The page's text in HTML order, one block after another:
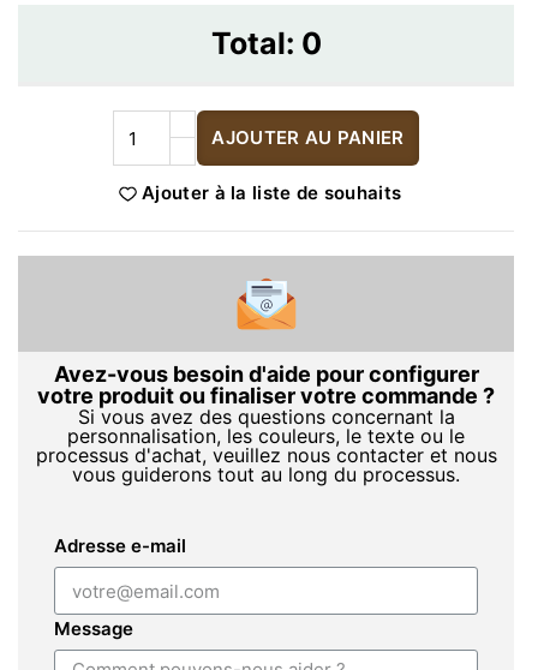
Total: 0
AJOUTER AU PANIER
Ajouter à la liste de souhaits
Avez-vous besoin d'aide pour configurer
votre produit ou finaliser votre commande ?
Si vous avez des questions concernant la
personnalisation, les couleurs, le texte ou le
processus d'achat, veuillez nous contacter et nous
vous guiderons tout au long du processus.
Adresse e-mail
Message